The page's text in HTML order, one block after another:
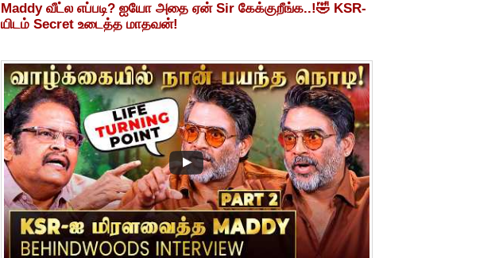
Maddy வீட்ல எப்படி? ஐயோ அதை ஏன் Sir கேக்குறீங்க..!🤣 KSR-
யிடம் Secret உடைத்த மாதவன்!